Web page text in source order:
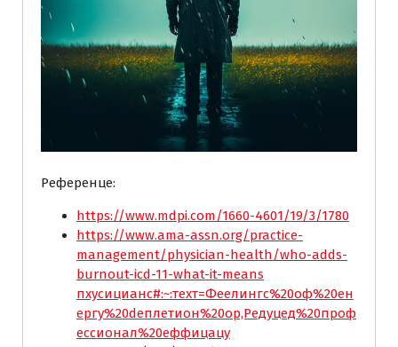
Референце:
https://www.mdpi.com/1660-4601/19/3/1780
https://www.ama-assn.org/practice-
management/physician-health/who-adds-
burnout-icd-11-what-it-means
пхyсицианс#:~:теxт=Феелингс%20оф%20ен
ергy%20dеплетион%20ор,Редуцед%20проф
ессионал%20еффицацy